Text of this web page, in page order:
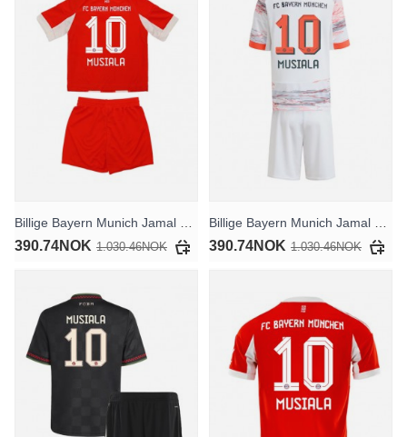
Billige Bayern Munich Jamal Musiala #10 Hjemmedraktsett Barn 2025-26 Kortermet (+ Korte bukser)
390.74NOK 1.030.46NOK
Billige Bayern Munich Jamal Musiala #10 Bortedraktsett Barn 2025-26 Kortermet (+ Korte bukser)
390.74NOK 1.030.46NOK